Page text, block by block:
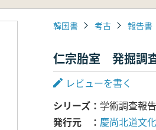
韓国書 考古 報告書
仁宗胎室 発掘調
レビューを書く
シリーズ
学術調査報
発行元
慶尚北道文